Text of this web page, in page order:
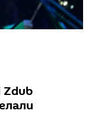
Zdub